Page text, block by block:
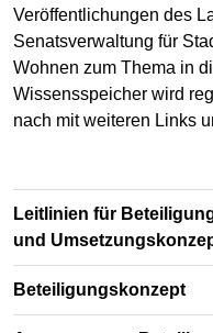
Veröffentlichungen des
Senatsverwaltung für
Wohnen zum Thema in
Wissensspeicher wird
nach mit weiteren Links
Leitlinien für
und
Beteiligungskonzept